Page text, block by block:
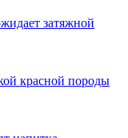
затяжной
красной породы